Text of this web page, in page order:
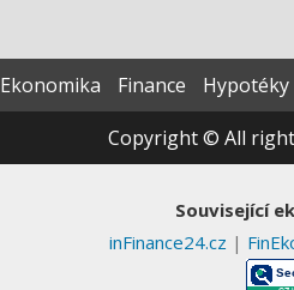
Ekonomika Finance Hypotéky
Copyright © All
Související
inFinance24.cz |